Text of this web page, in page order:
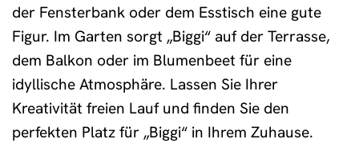
der Fensterbank oder dem Esstisch eine gute
Figur. Im Garten sorgt „Biggi“ auf der Terrasse,
dem Balkon oder im Blumenbeet für eine
idyllische Atmosphäre. Lassen Sie Ihrer
Kreativität freien Lauf und finden Sie den
perfekten Platz für „Biggi“ in Ihrem Zuhause.